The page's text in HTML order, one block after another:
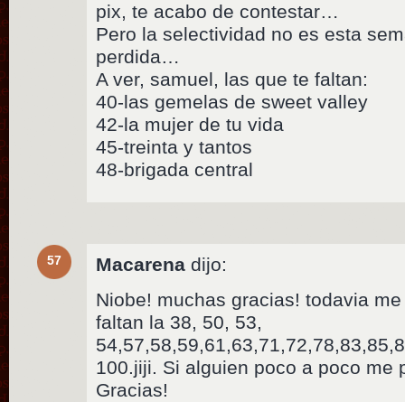
pix, te acabo de contestar…
Pero la selectividad no es esta
perdida…
A ver, samuel, las que te faltan:
40-las gemelas de sweet valley
42-la mujer de tu vida
45-treinta y tantos
48-brigada central
57 Macarena dijo:
Niobe! muchas gracias! todavia
faltan la 38, 50, 53,
100.jiji. Si alguien poco a poco me
Gracias!